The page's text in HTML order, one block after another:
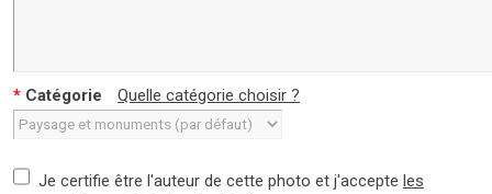
* Catégorie Quelle catégorie choisir ?
Je certifie être l'auteur de cette photo et j'accepte les